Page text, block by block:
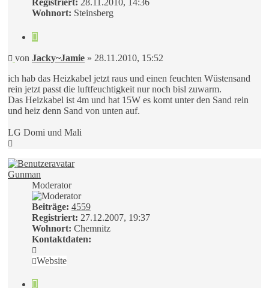
Registriert: 28.11.2010, 14:36
Wohnort: Steinsberg
Zitieren
Beitrag
von Jacky~Jamie » 28.11.2010, 15:52
ich hab das Heizkabel jetzt raus und einen feuchten Wüstensand
rein jetzt passt die luftfeuchtigkeit nur noch bisl zuwarm.
Das Heizkabel ist 4m und hat 15W es komt unter den Sand rein
und heiz denn Sand von unten auf.
LG Domi und Mali
Gunman
Moderator
Beiträge: 4559
Registriert: 27.12.2007, 19:37
Wohnort: Chemnitz
Kontaktdaten:
von
Website
Zitieren